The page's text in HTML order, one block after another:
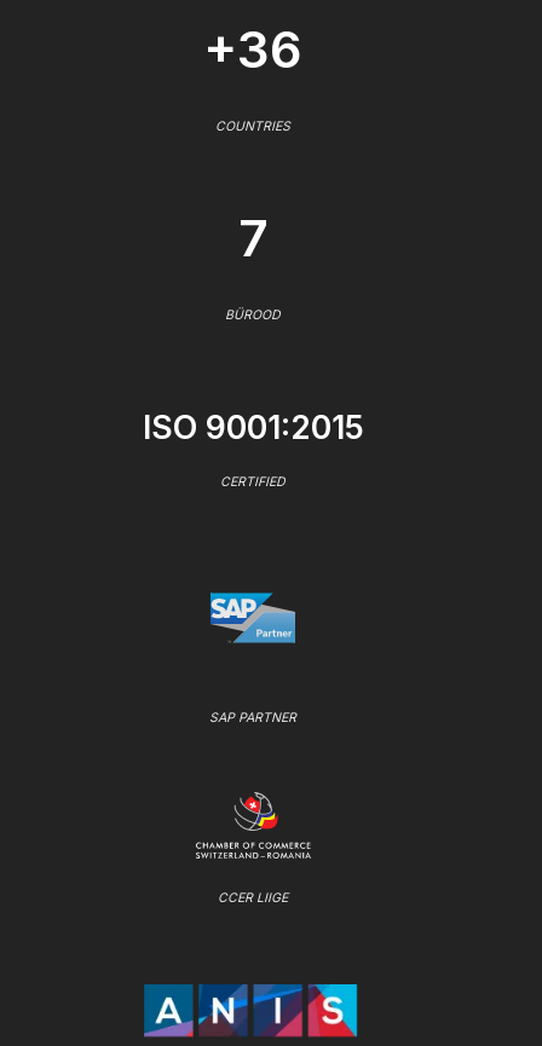
+36
COUNTRIES
7
BÜROOD
ISO 9001:2015
CERTIFIED
SAP PARTNER
CCER LIIGE